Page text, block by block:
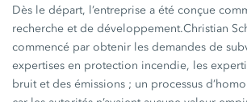
Dès le départ, l’entreprise a été conçue
recherche et de développement.Christian
commencé par obtenir les demandes de
expertises en protection incendie, les
bruit et desémissions ; un processus